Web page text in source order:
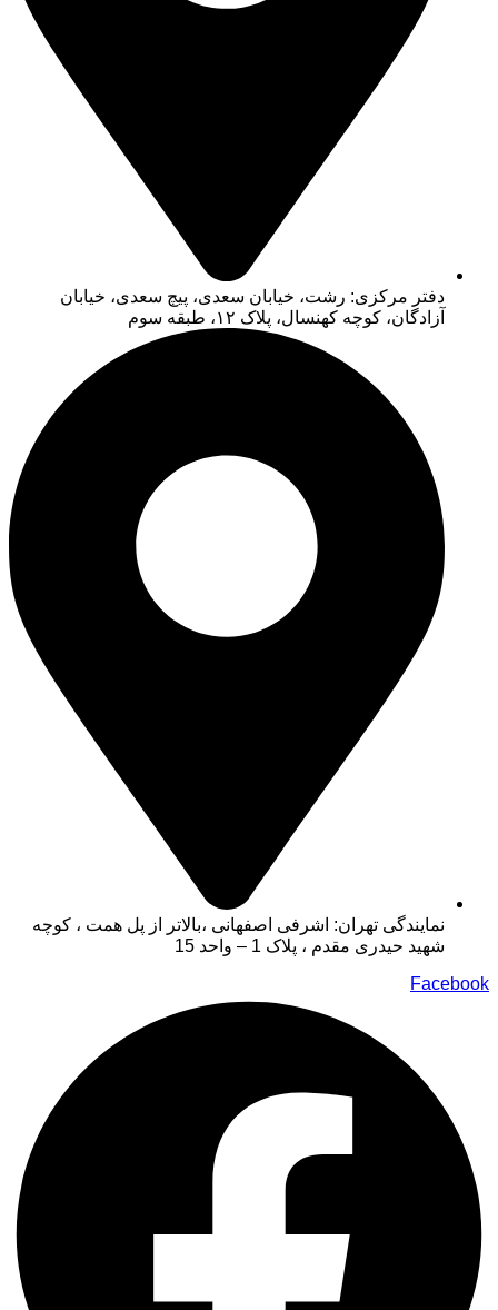
دفتر مرکزی: رشت، خیابان سعدی، پیچ سعدی، خیابان
آزادگان، کوچه کهنسال، پلاک ۱۲، طبقه سوم
نمایندگی تهران: اشرفی اصفهانی ،بالاتر از پل همت ، کوچه
شهید حیدری مقدم ، پلاک 1 – واحد 15
Facebook